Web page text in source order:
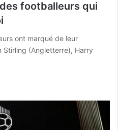
footballeurs qui
ont marqué de leur
Stirling (Angletterre), Harry